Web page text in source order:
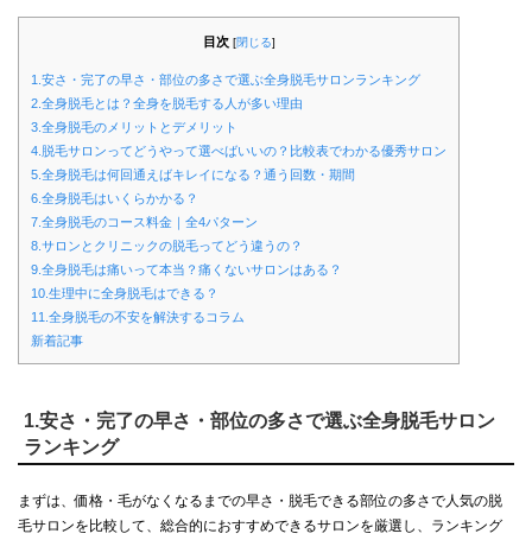
目次 [閉じる]
1.安さ・完了の早さ・部位の多さで選ぶ全身脱毛サロンランキング
2.全身脱毛とは？全身を脱毛する人が多い理由
3.全身脱毛のメリットとデメリット
4.脱毛サロンってどうやって選べばいいの？比較表でわかる優秀サロン
5.全身脱毛は何回通えばキレイになる？通う回数・期間
6.全身脱毛はいくらかかる？
7.全身脱毛のコース料金｜全4パターン
8.サロンとクリニックの脱毛ってどう違うの？
9.全身脱毛は痛いって本当？痛くないサロンはある？
10.生理中に全身脱毛はできる？
11.全身脱毛の不安を解決するコラム
新着記事
1.安さ・完了の早さ・部位の多さで選ぶ全身脱毛サロン
ランキング
まずは、価格・毛がなくなるまでの早さ・脱毛できる部位の多さで人気の脱
毛サロンを比較して、総合的におすすめできるサロンを厳選し、ランキング